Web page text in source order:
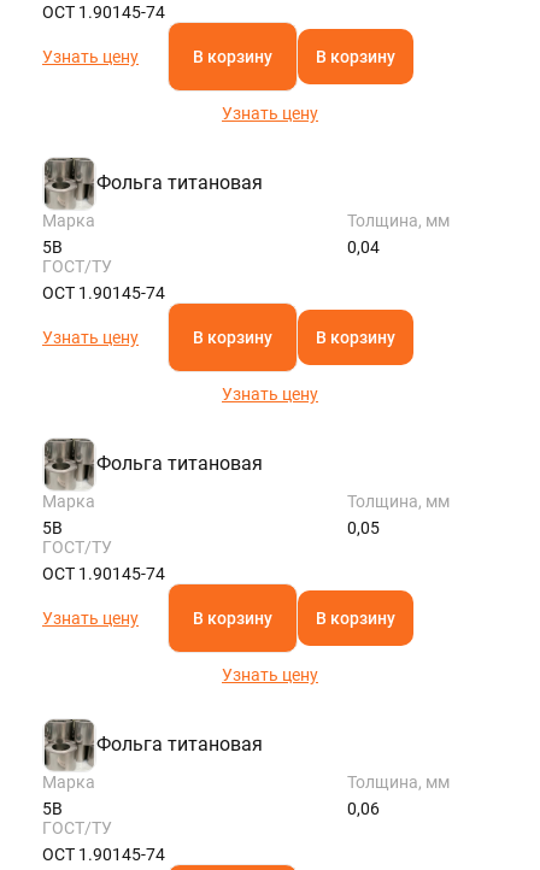
ОСТ 1.90145-74
Узнать цену В корзину В корзину
Узнать цену
Фольга титановая
Марка
5В
Толщина, мм
0,04
ГОСТ/ТУ
ОСТ 1.90145-74
Узнать цену В корзину В корзину
Узнать цену
Фольга титановая
Марка
5В
Толщина, мм
0,05
ГОСТ/ТУ
ОСТ 1.90145-74
Узнать цену В корзину В корзину
Узнать цену
Фольга титановая
Марка
5В
Толщина, мм
0,06
ГОСТ/ТУ
ОСТ 1.90145-74